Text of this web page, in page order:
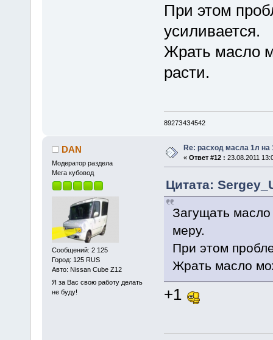
При этом
усиливается.
Жрать масло
расти.
8927З4З4542
DAN
Модератор раздела
Мега кубовод
Сообщений: 2 125
Город: 125 RUS
Авто: Nissan Cube Z12
Я за Вас свою работу делать
не буду!
Re: расход масла 1л на
« Ответ #12 : 23.08.2011
Цитата:
Загущать
меру.
При этом
Жрать масло
+1